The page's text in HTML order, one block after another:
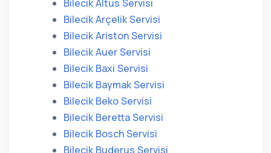
Bilecik Altus Servisi
Bilecik Arçelik Servisi
Bilecik Ariston Servisi
Bilecik Auer Servisi
Bilecik Baxi Servisi
Bilecik Baymak Servisi
Bilecik Beko Servisi
Bilecik Beretta Servisi
Bilecik Bosch Servisi
Bilecik Buderus Servisi